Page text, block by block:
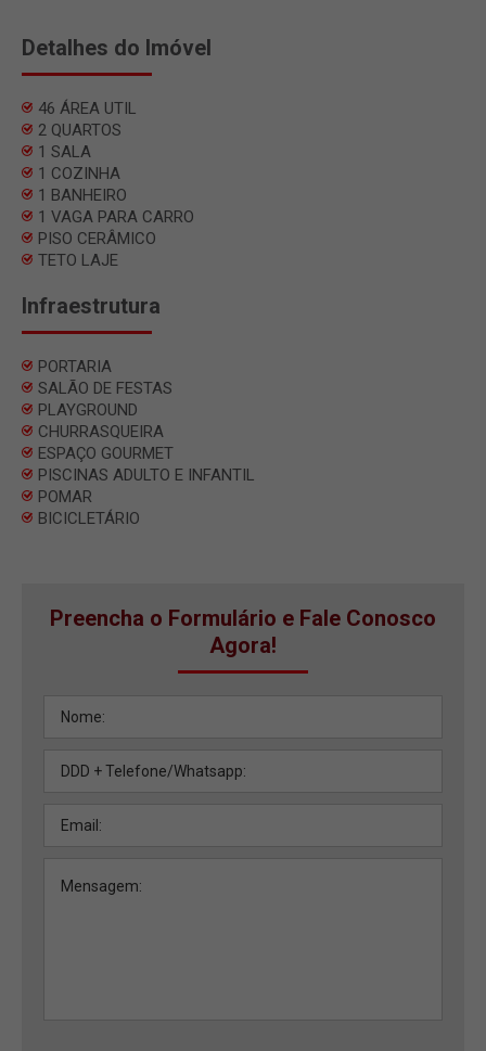
Detalhes do Imóvel
46 ÁREA UTIL
2 QUARTOS
1 SALA
1 COZINHA
1 BANHEIRO
1 VAGA PARA CARRO
PISO CERÂMICO
TETO LAJE
Infraestrutura
PORTARIA
SALÃO DE FESTAS
PLAYGROUND
CHURRASQUEIRA
ESPAÇO GOURMET
PISCINAS ADULTO E INFANTIL
POMAR
BICICLETÁRIO
Preencha o Formulário e Fale Conosco
Agora!